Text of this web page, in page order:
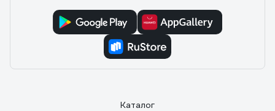
Каталог